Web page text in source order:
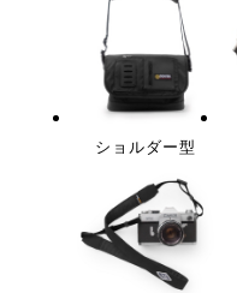
ショルダー型